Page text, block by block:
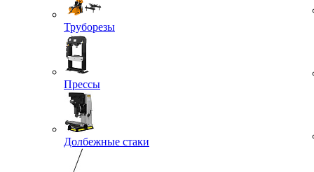
Труборезы
Прессы
Долбежные стаки